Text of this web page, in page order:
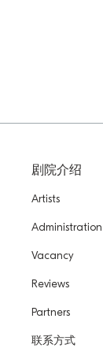
剧院介绍
Artists
Administration
Vacancy
Reviews
Partners
联系方式